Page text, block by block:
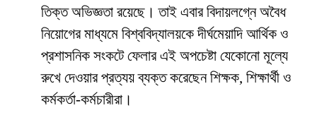
তিক্ত অভিজ্ঞতা রয়েছে। তাই এবার বিদায়লগ্নে অবৈধ
নিয়োগের মাধ্যমে বিশ্ববিদ্যালয়কে দীর্ঘমেয়াদি আর্থিক ও
প্রশাসনিক সংকটে ফেলার এই অপচেষ্টা যেকোনো মূল্যে
রুখে দেওয়ার প্রত্যয় ব্যক্ত করেছেন শিক্ষক, শিক্ষার্থী ও
কর্মকর্তা-কর্মচারীরা।